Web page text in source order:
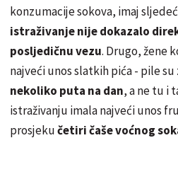
konzumacije sokova, imaj
istraživanje nije dokazalo
posljedičnu vezu. Drugo, žene
najveći unos slatkih pića - pile su
nekoliko puta na dan, a ne tu i
istraživanju imala najveći unos
prosjekučetiri čaše voćnog